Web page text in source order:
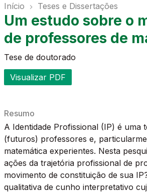
Início Teses e Dissertações
Um estudo sobre o
de professores de
Tese de doutorado
Visualizar PDF
Resumo
A Identidade Profissional (IP) é uma
(futuros) professores e,
matemática experientes. Nesta
ações da trajetória profissional de
movimento de constituição de sua
qualitativa de cunho interpretativo